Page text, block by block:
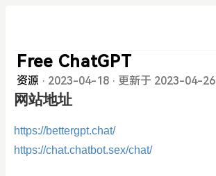
Free ChatGPT
资源 · 2023-04-18 · 更新于 2023-04-26
网站地址
https://bettergpt.chat/
https://chat.chatbot.sex/chat/